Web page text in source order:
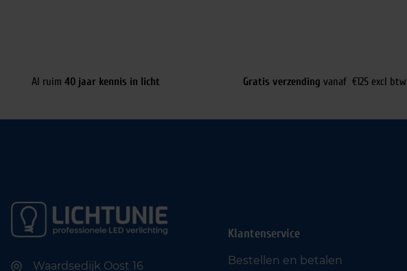
Al ruim 40 jaar kennis in licht Gratis verzending vanaf €125 excl btw
Waardsedijk Oost 16
Klantenservice
Bestellen en betalen